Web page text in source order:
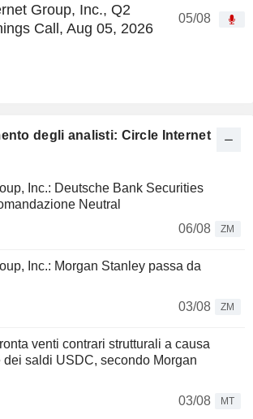
Group, Inc., Q2
Call, Aug 05, 2026
05/08
degli analisti: Circle Internet
Inc.: Deutsche Bank Securities
Neutral
06/08
ZM
Inc.: Morgan Stanley passa da
03/08
ZM
venti contrari strutturali a causa
saldi USDC, secondo Morgan
03/08
MT